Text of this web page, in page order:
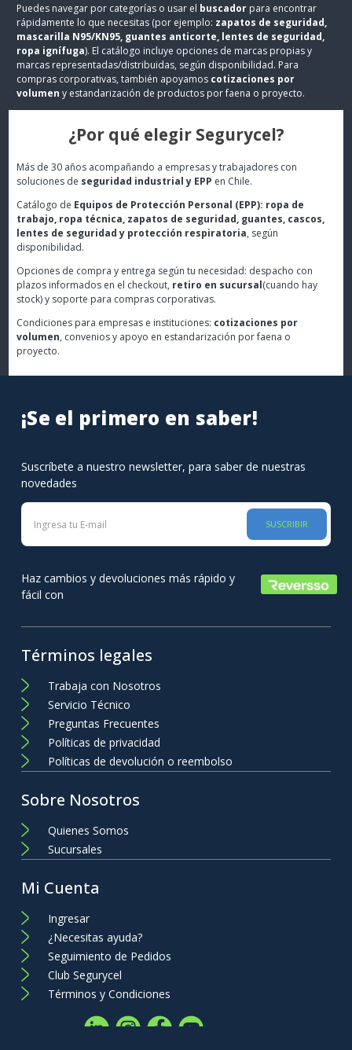
Puedes navegar por categorías o usar el buscador para encontrar
rápidamente lo que necesitas (por ejemplo: zapatos de seguridad,
mascarilla N95/KN95, guantes anticorte, lentes de seguridad,
ropa ignífuga). El catálogo incluye opciones de marcas propias y
marcas representadas/distribuidas, según disponibilidad. Para
compras corporativas, también apoyamos cotizaciones por
volumen y estandarización de productos por faena o proyecto.
¿Por qué elegir Segurycel?
Más de 30 años acompañando a empresas y trabajadores con
soluciones de seguridad industrial y EPP en Chile.
Catálogo de Equipos de Protección Personal (EPP): ropa de
trabajo, ropa técnica, zapatos de seguridad, guantes, cascos,
lentes de seguridad y protección respiratoria, según
disponibilidad.
Opciones de compra y entrega según tu necesidad: despacho con
plazos informados en el checkout, retiro en sucursal(cuando hay
stock) y soporte para compras corporativas.
Condiciones para empresas e instituciones: cotizaciones por
volumen, convenios y apoyo en estandarización por faena o
proyecto.
¡Se el primero en saber!
Suscríbete a nuestro newsletter, para saber de nuestras
novedades
SUSCRIBIR
Haz cambios y devoluciones más rápido y
fácil con
Términos legales
Trabaja con Nosotros
Servicio Técnico
Preguntas Frecuentes
Políticas de privacidad
Políticas de devolución o reembolso
Sobre Nosotros
Quienes Somos
Sucursales
Mi Cuenta
Ingresar
¿Necesitas ayuda?
Seguimiento de Pedidos
Club Segurycel
Términos y Condiciones